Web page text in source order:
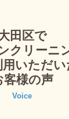
田区で
クリーニ
用いただい
客様の声
Voice